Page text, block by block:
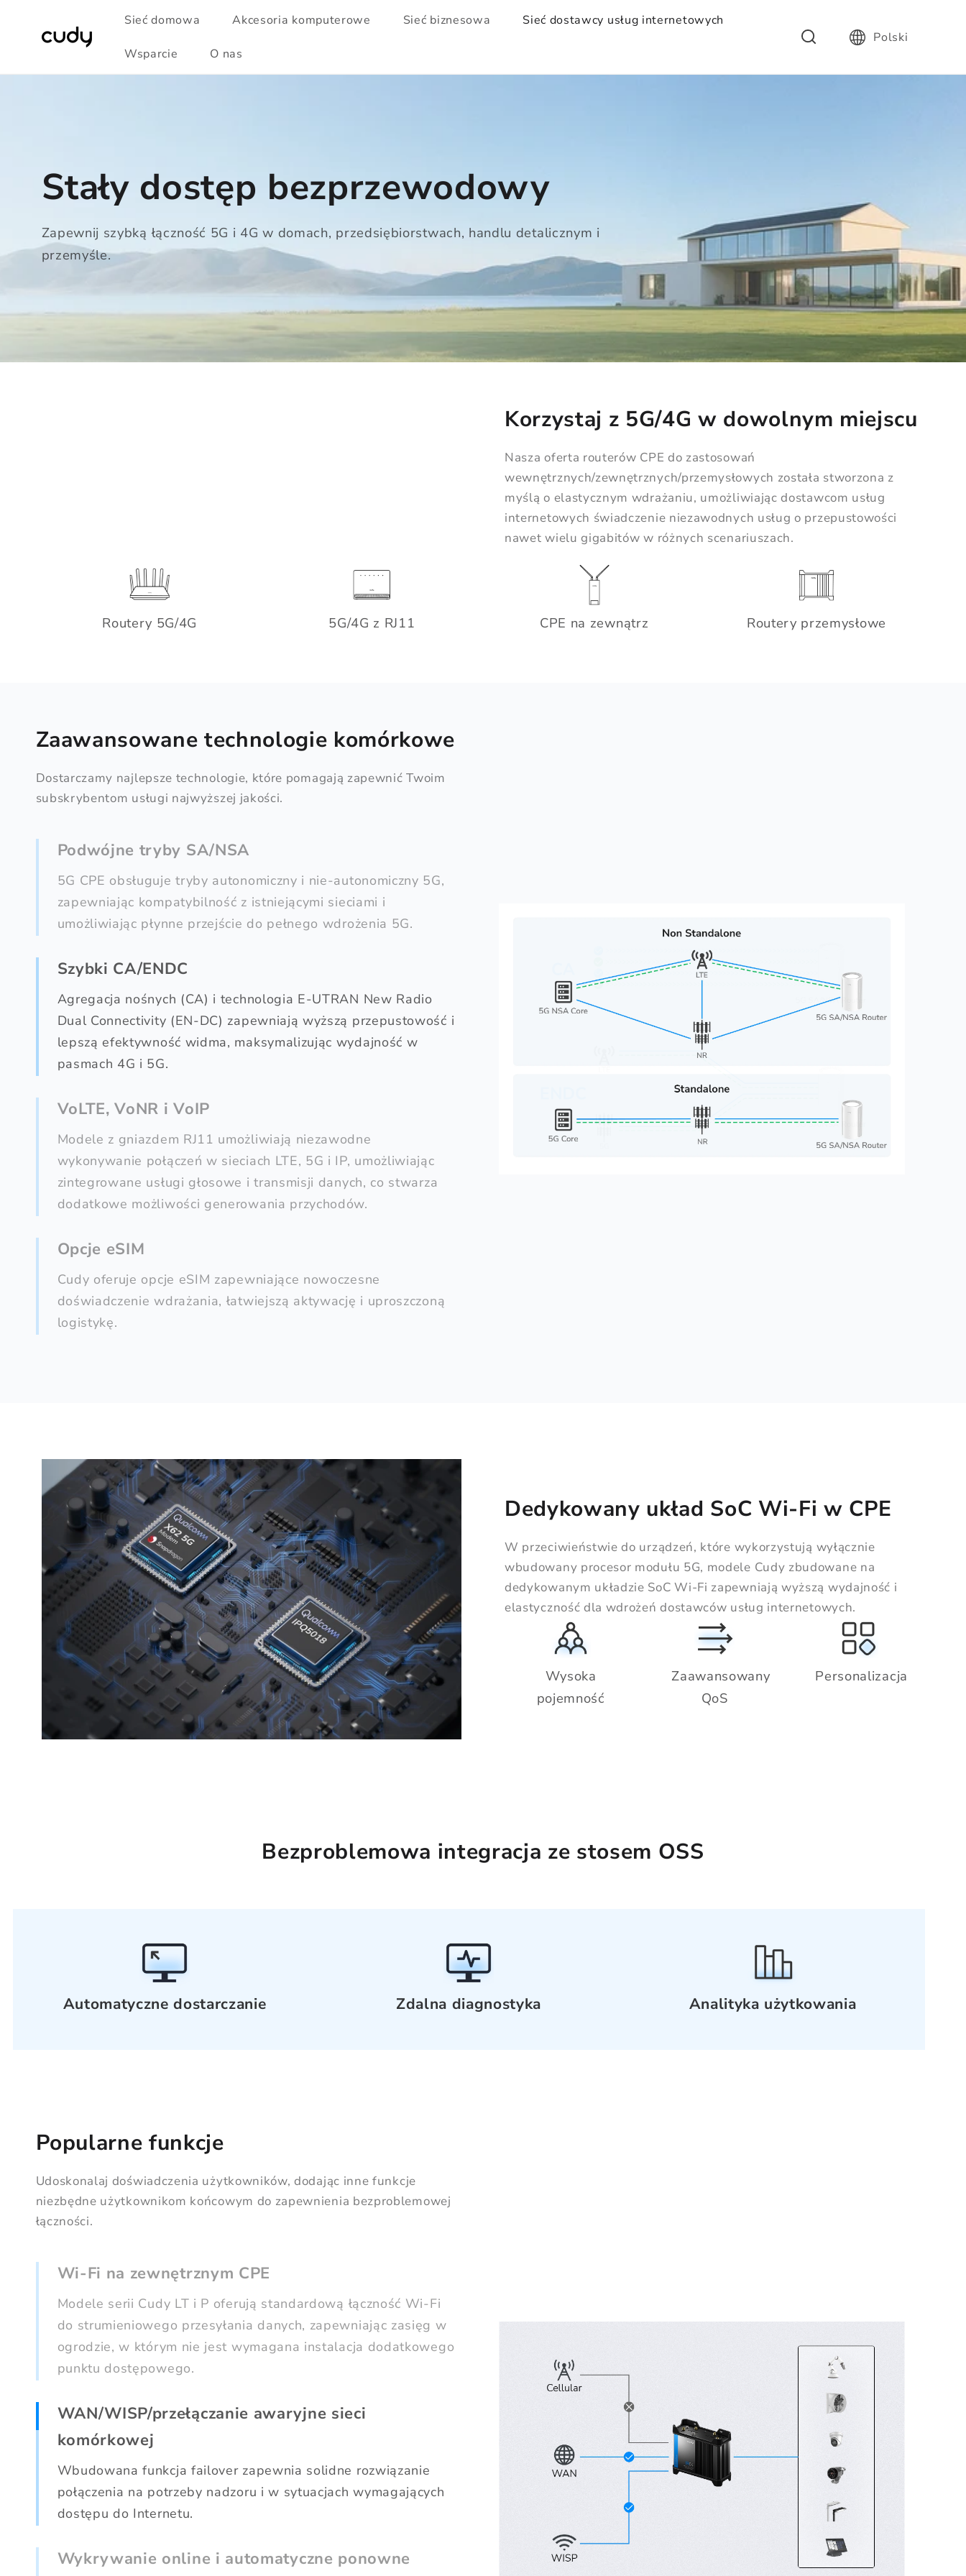
treści
Sieć domowa Akcesoria komputerowe Sieć biznesowa Sieć dostawcy usług internetowych
Wsparcie O nas
Polski
Stały dostęp bezprzewodowy
Zapewnij szybką łączność 5G i 4G w domach, przedsiębiorstwach, handlu detalicznym i
przemyśle.
Korzystaj z 5G/4G w dowolnym miejscu
Nasza oferta routerów CPE do zastosowań
wewnętrznych/zewnętrznych/przemysłowych została stworzona z
myślą o elastycznym wdrażaniu, umożliwiając dostawcom usług
internetowych świadczenie niezawodnych usług o przepustowości
nawet wielu gigabitów w różnych scenariuszach.
Routery 5G/4G 5G/4G z RJ11 CPE na zewnątrz Routery przemysłowe
Zaawansowane technologie komórkowe
Dostarczamy najlepsze technologie, które pomagają zapewnić Twoim
subskrybentom usługi najwyższej jakości.
Podwójne tryby SA/NSA
5G CPE obsługuje tryby autonomiczny i nie-autonomiczny 5G,
zapewniając kompatybilność z istniejącymi sieciami i
umożliwiając płynne przejście do pełnego wdrożenia 5G.
Szybki CA/ENDC
Agregacja nośnych (CA) i technologia E-UTRAN New Radio
Dual Connectivity (EN-DC) zapewniają wyższą przepustowość i
lepszą efektywność widma, maksymalizując wydajność w
pasmach 4G i 5G.
VoLTE, VoNR i VoIP
Modele z gniazdem RJ11 umożliwiają niezawodne
wykonywanie połączeń w sieciach LTE, 5G i IP, umożliwiając
zintegrowane usługi głosowe i transmisji danych, co stwarza
dodatkowe możliwości generowania przychodów.
Opcje eSIM
Cudy oferuje opcje eSIM zapewniające nowoczesne
doświadczenie wdrażania, łatwiejszą aktywację i uproszczoną
logistykę.
Dedykowany układ SoC Wi-Fi w CPE
W przeciwieństwie do urządzeń, które wykorzystują wyłącznie
wbudowany procesor modułu 5G, modele Cudy zbudowane na
dedykowanym układzie SoC Wi-Fi zapewniają wyższą wydajność i
elastyczność dla wdrożeń dostawców usług internetowych.
Wysoka
pojemność
Zaawansowany
QoS
Personalizacja
Bezproblemowa integracja ze stosem OSS
Automatyczne dostarczanie Zdalna diagnostyka Analityka użytkowania
Popularne funkcje
Udoskonalaj doświadczenia użytkowników, dodając inne funkcje
niezbędne użytkownikom końcowym do zapewnienia bezproblemowej
łączności.
Wi-Fi na zewnętrznym CPE
Modele serii Cudy LT i P oferują standardową łączność Wi-Fi
do strumieniowego przesyłania danych, zapewniając zasięg w
ogrodzie, w którym nie jest wymagana instalacja dodatkowego
punktu dostępowego.
WAN/WISP/przełączanie awaryjne sieci
komórkowej
Wbudowana funkcja failover zapewnia solidne rozwiązanie
połączenia na potrzeby nadzoru i w sytuacjach wymagających
dostępu do Internetu.
Wykrywanie online i automatyczne ponowne